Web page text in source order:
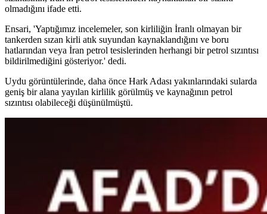
olmadığını ifade etti.
Ensari, 'Yaptığımız incelemeler, son kirliliğin İranlı olmayan bir
tankerden sızan kirli atık suyundan kaynaklandığını ve boru
hatlarından veya İran petrol tesislerinden herhangi bir petrol sızıntısı
bildirilmediğini gösteriyor.' dedi.
Uydu görüntülerinde, daha önce Hark Adası yakınlarındaki sularda
geniş bir alana yayılan kirlilik görülmüş ve kaynağının petrol
sızıntısı olabileceği düşünülmüştü.